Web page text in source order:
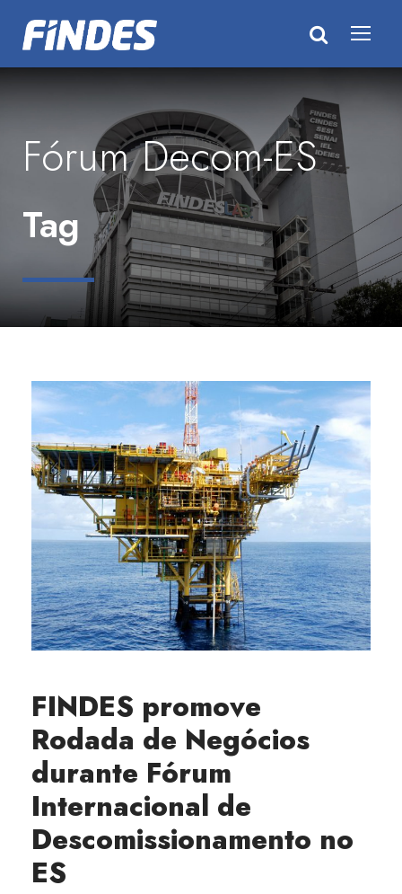
Fórum Decom-ES
Tag
FINDES promove
Rodada de Negócios
durante Fórum
Internacional de
Descomissionamento no
ES